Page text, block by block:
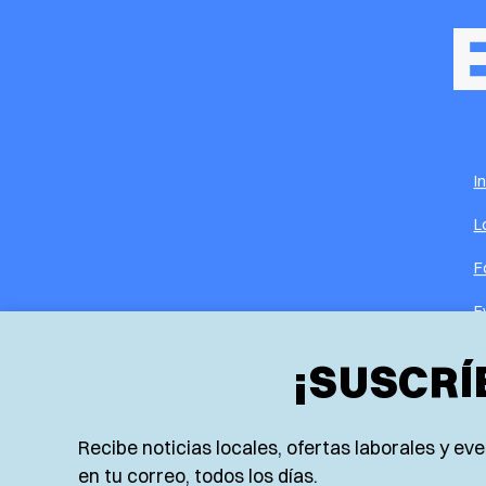
Recibe noticias locales, ofertas laborales y
en tu correo, todos los días.